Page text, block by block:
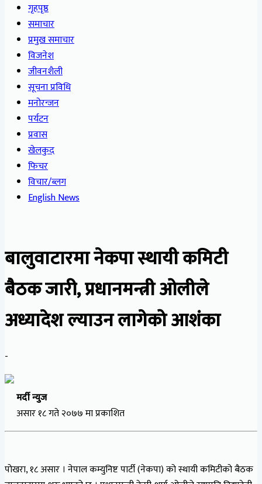
गृहपृष्ठ
समाचार
प्रमुख समाचार
विजनेश
जीवनशैली
सूचना प्रविधि
मनोरन्जन
पर्यटन
प्रवास
खेलकुद
फिचर
विचार/ब्लग
English News
बालुवाटारमा नेकपा स्थायी कमिटी
बैठक जारी, प्रधानमन्त्री ओलीले
अध्यादेश ल्याउन लागेको आशंका
-
मर्दी न्युज
असार १८ गते २०७७ मा प्रकाशित
पोखरा, १८ असार । नेपाल कम्युनिष्ट पार्टी (नेकपा) को स्थायी कमिटीको बैठक